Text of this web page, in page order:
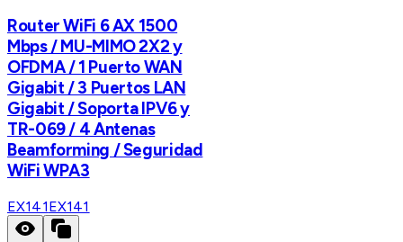
Router WiFi 6 AX 1500
Mbps / MU-MIMO 2X2 y
OFDMA / 1 Puerto WAN
Gigabit / 3 Puertos LAN
Gigabit / Soporta IPV6 y
TR-069 / 4 Antenas
Beamforming / Seguridad
WiFi WPA3
EX141EX141